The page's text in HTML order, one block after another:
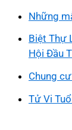
Những
Biệt Thự
Hội Đầu
Chung
Tử Vi